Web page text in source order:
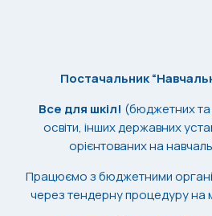
Постачальник
Все для шкіл! (бюджетних та
освіти, інших державних
орієнтованих на
Працюємо з бюджетними
через тендерну процедуру на